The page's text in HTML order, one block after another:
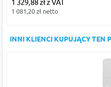
1 329,88 zł z VAT
1 081,20 zł netto
INNI KLIENCI KUPUJĄCY TEN